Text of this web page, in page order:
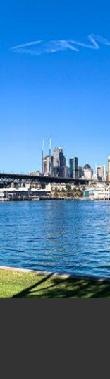
定」確立對等關稅
AFP）專訪內容
榮夥伴對話」記者
尼「時代雜誌」專訪
耶哥 強調美國是臺
迎美國聯邦參議員蓋
國智庫「德國馬歇爾
成果 卓揆期勉爭取時
手合作，整合台灣雄
35次「參與亞太經濟